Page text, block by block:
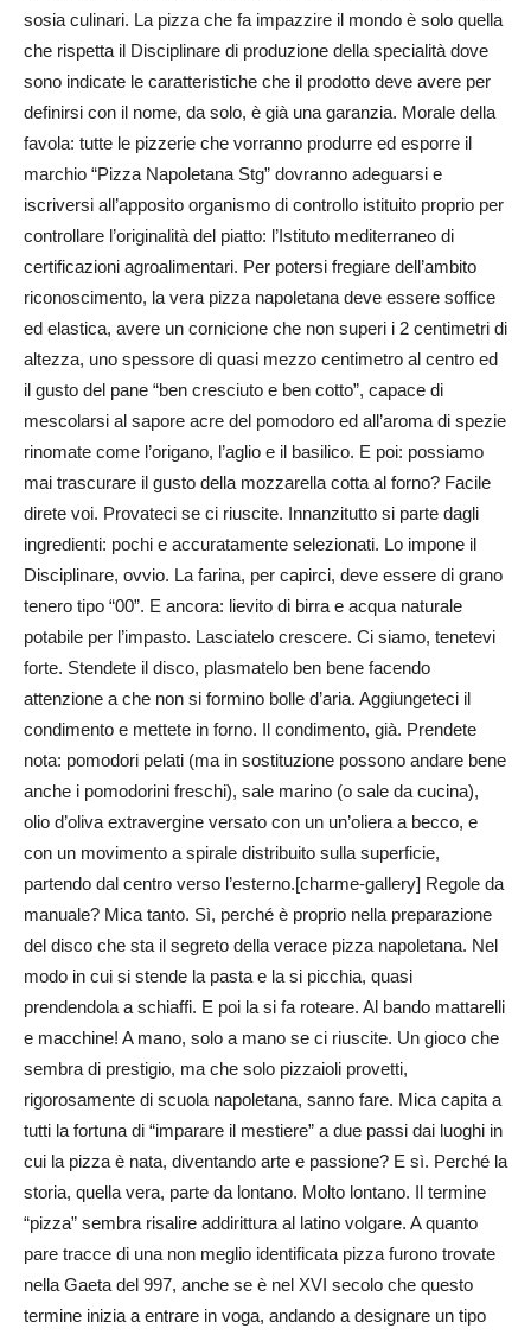
sosia culinari. La pizza che fa impazzire il mondo è solo quella
che rispetta il Disciplinare di produzione della specialità dove
sono indicate le caratteristiche che il prodotto deve avere per
definirsi con il nome, da solo, è già una garanzia. Morale della
favola: tutte le pizzerie che vorranno produrre ed esporre il
marchio “Pizza Napoletana Stg” dovranno adeguarsi e
iscriversi all’apposito organismo di controllo istituito proprio per
controllare l’originalità del piatto: l’Istituto mediterraneo di
certificazioni agroalimentari. Per potersi fregiare dell’ambito
riconoscimento, la vera pizza napoletana deve essere soffice
ed elastica, avere un cornicione che non superi i 2 centimetri di
altezza, uno spessore di quasi mezzo centimetro al centro ed
il gusto del pane “ben cresciuto e ben cotto”, capace di
mescolarsi al sapore acre del pomodoro ed all’aroma di spezie
rinomate come l’origano, l’aglio e il basilico. E poi: possiamo
mai trascurare il gusto della mozzarella cotta al forno? Facile
direte voi. Provateci se ci riuscite. Innanzitutto si parte dagli
ingredienti: pochi e accuratamente selezionati. Lo impone il
Disciplinare, ovvio. La farina, per capirci, deve essere di grano
tenero tipo “00”. E ancora: lievito di birra e acqua naturale
potabile per l’impasto. Lasciatelo crescere. Ci siamo, tenetevi
forte. Stendete il disco, plasmatelo ben bene facendo
attenzione a che non si formino bolle d’aria. Aggiungeteci il
condimento e mettete in forno. Il condimento, già. Prendete
nota: pomodori pelati (ma in sostituzione possono andare bene
anche i pomodorini freschi), sale marino (o sale da cucina),
olio d’oliva extravergine versato con un un’oliera a becco, e
con un movimento a spirale distribuito sulla superficie,
partendo dal centro verso l’esterno.[charme-gallery] Regole da
manuale? Mica tanto. Sì, perché è proprio nella preparazione
del disco che sta il segreto della verace pizza napoletana. Nel
modo in cui si stende la pasta e la si picchia, quasi
prendendola a schiaffi. E poi la si fa roteare. Al bando mattarelli
e macchine! A mano, solo a mano se ci riuscite. Un gioco che
sembra di prestigio, ma che solo pizzaioli provetti,
rigorosamente di scuola napoletana, sanno fare. Mica capita a
tutti la fortuna di “imparare il mestiere” a due passi dai luoghi in
cui la pizza è nata, diventando arte e passione? E sì. Perché la
storia, quella vera, parte da lontano. Molto lontano. Il termine
“pizza” sembra risalire addirittura al latino volgare. A quanto
pare tracce di una non meglio identificata pizza furono trovate
nella Gaeta del 997, anche se è nel XVI secolo che questo
termine inizia a entrare in voga, andando a designare un tipo